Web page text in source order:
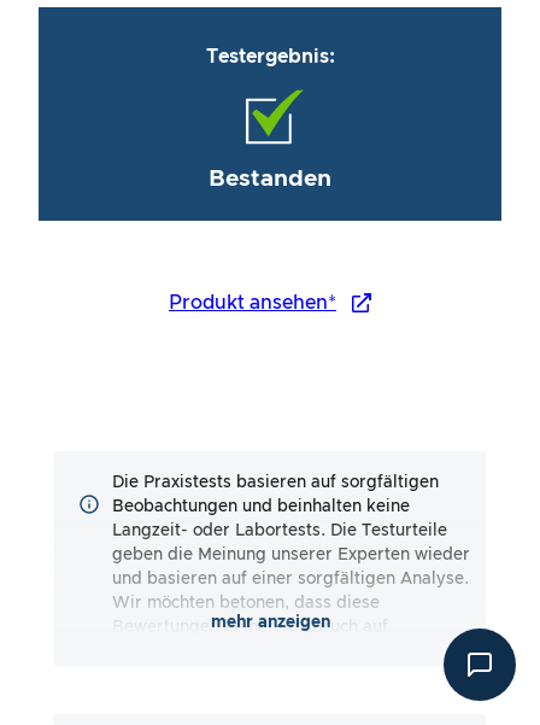
Testergebnis:
Bestanden
Produkt ansehen*
Die Praxistests basieren auf sorgfältigen
Beobachtungen und beinhalten keine
Langzeit- oder Labortests. Die Testurteile
geben die Meinung unserer Experten wieder
und basieren auf einer sorgfältigen Analyse.
Wir möchten betonen, dass diese
Bewertungen keinen Anspruch auf
wiedergeben. Die Bewertungen erfolgen nach
mehr anzeigen